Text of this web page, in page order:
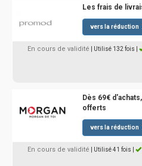
Les frais de
vers la réduction
En cours de validité | Utilisé 132 fois
Dès 69€
offerts
vers la réduction
En cours de validité | Utilisé 41 fois